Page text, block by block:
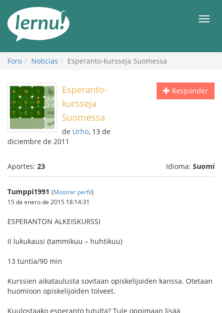
Foro Noticias Esperanto-kursseja Suomessa
Responder
Esperanto-
kursseja
Suomessa
de Urho, 13 de
diciembre de 2011
Aportes: 23 Idioma: Suomi
Tumppi1991 (Mostrar perfil)
15 de enero de 2015 18:14:31
ESPERANTON ALKEISKURSSI
II lukukausi (tammikuu – huhtikuu)
13 tuntia/90 min
Kurssien aikataulusta sovitaan opiskelijoiden kanssa. Otetaan
huomioon opiskelijoiden toiveet.
Kuulostaako esperanto tutulta? Tule oppimaan lisää